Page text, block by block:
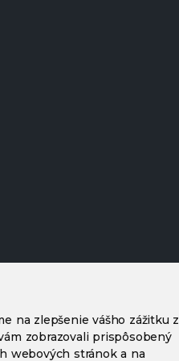
na zlepšenie vášho zážitku z
zobrazovali prispôsobený
webových stránok a na